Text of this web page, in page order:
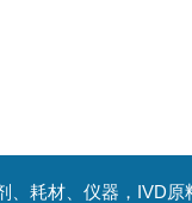
、耗材、仪器，IVD原